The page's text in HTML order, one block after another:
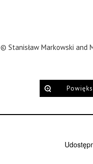
© Stanisław Markowski and